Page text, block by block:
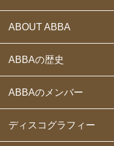
ABOUT ABBA
ABBAの歴史
ABBAのメンバー
ディスコグラフィー